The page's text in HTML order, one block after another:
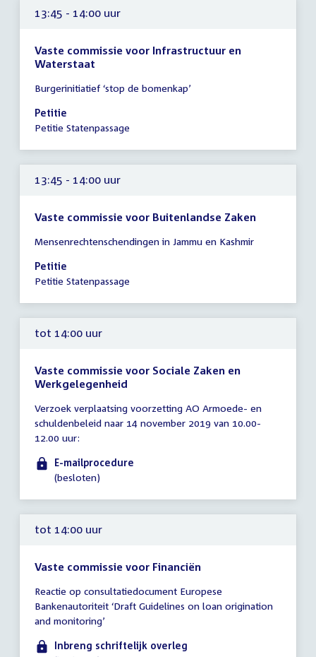
13:45 - 14:00 uur
Vaste commissie voor Infrastructuur en
Waterstaat
vergadering
13:45
-
uur
Burgerinitiatief ‘stop de bomenkap’
Petitie
Petitie Statenpassage
13:45 - 14:00 uur
Vaste commissie voor Buitenlandse Zaken
vergadering
13:45
-
uur
Mensenrechtenschendingen in Jammu en Kashmir
Petitie
Petitie Statenpassage
tot 14:00 uur
Vaste commissie voor Sociale Zaken en
Werkgelegenheid
vergadering
tot
14:00
uur
Verzoek verplaatsing voorzetting AO Armoede- en
schuldenbeleid naar 14 november 2019 van 10.00-
12.00 uur:
E-mailprocedure
(besloten)
tot 14:00 uur
Vaste commissie voor Financiën
vergadering
tot
14:00
uur
Reactie op consultatiedocument Europese
Bankenautoriteit ‘Draft Guidelines on loan origination
and monitoring’
Inbreng schriftelijk overleg